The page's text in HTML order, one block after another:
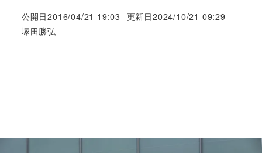
公開日2016/04/21 19:03 更新日2024/10/21 09:29
著
塚田勝弘